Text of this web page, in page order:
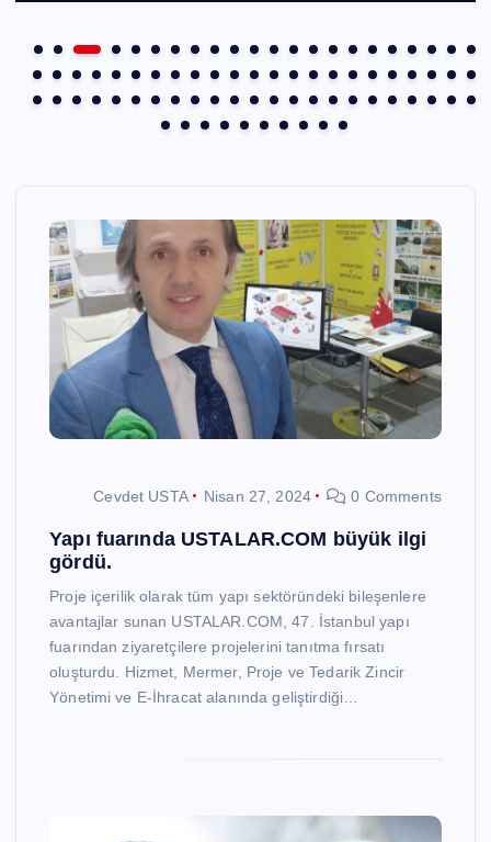
Cevdet USTA Nisan 27, 2024 0 Comments
Yapı fuarında USTALAR.COM büyük ilgi
gördü.
Proje içerilik olarak tüm yapı sektöründeki bileşenlere
avantajlar sunan USTALAR.COM, 47. İstanbul yapı
fuarından ziyaretçilere projelerini tanıtma fırsatı
oluşturdu. Hizmet, Mermer, Proje ve Tedarik Zincir
Yönetimi ve E-İhracat alanında geliştirdiği…